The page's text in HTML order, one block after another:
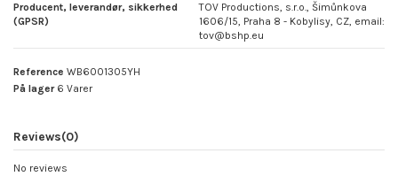
Producent, leverandør, sikkerhed
(GPSR)
TOV Productions, s.r.o., Šimůnkova
1606/15, Praha 8 - Kobylisy, CZ, email:
tov@bshp.eu
Reference WB6001305YH
På lager 6 Varer
Reviews(0)
No reviews